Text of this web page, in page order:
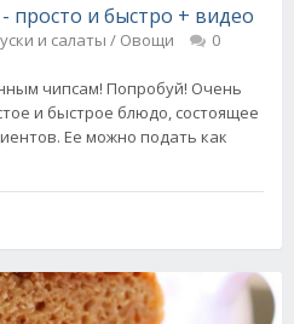
просто и быстро + видео
Закуски и салаты / Овощи 0
чипсам! Попробуй! Очень
и быстрое блюдо, состоящее
Ее можно подать как